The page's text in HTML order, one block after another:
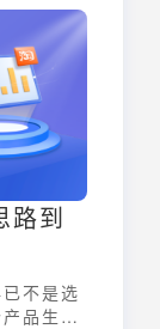
核心功
你是初
，都能
路到
不是选
品生命